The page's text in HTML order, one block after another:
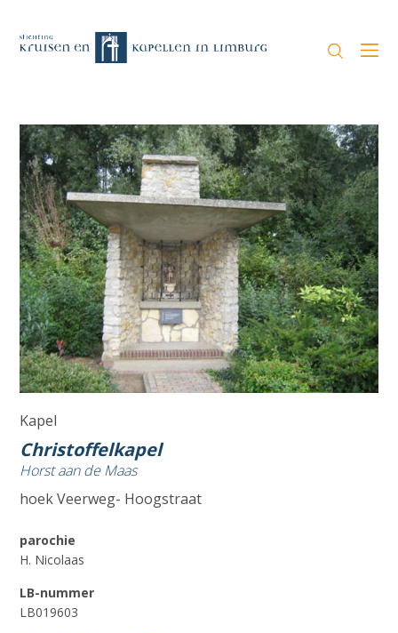
Kapel
Christoffelkapel
Horst aan de Maas
hoek Veerweg- Hoogstraat
parochie
H. Nicolaas
LB-nummer
LB019603